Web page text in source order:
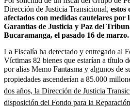
Dirección de Justicia Transicional, estos
afectados con medidas cautelares por
Garantías de Justicia y Paz del
Bucaramanga, el pasado 16 de marzo.
La Fiscalía ha detectado y entregado al
Víctimas 82 bienes que estarían a título
por alias Memo Fantasma y algunos de
propiedades ascenderían a 85.000
dos años, la Dirección de Justicia
disposición del Fondo para la